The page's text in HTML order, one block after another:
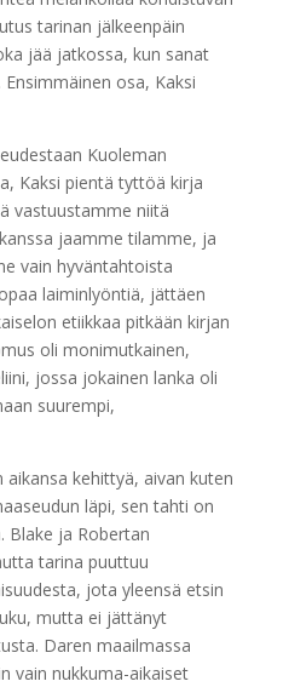
tarinan jälkeenpäin
jää jatkossa, kun sanat
osa, Kaksi
Kuoleman
Kaksi pientä tyttöä kirja
vastuustamme niitä
jaamme tilamme, ja
vain hyväntahtoista
laiminlyöntiä, jättäen
etiikkaa pitkään kirjan
oli monimutkainen,
jossa jokainen lanka oli
suurempi,
kehittyä, aivan kuten
läpi, sen tahti on
ja Robertan
tarina puuttuu
jota yleensä etsin
mutta ei jättänyt
Daren maailmassa
vain nukkuma-aikaiset